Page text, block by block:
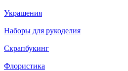
Украшения
Наборы для рукоделия
Скрапбукинг
Флористика